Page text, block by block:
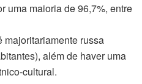
uma maioria de 96,7%, entre
russa
além de haver uma
cultural.